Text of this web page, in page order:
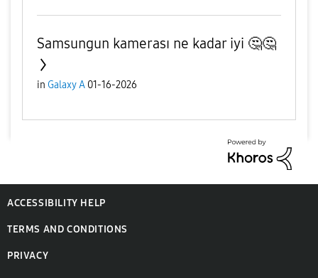
Samsungun kamerası ne kadar iyi 🤔🤔
in Galaxy A 01-16-2026
ACCESSIBILITY HELP
TERMS AND CONDITIONS
PRIVACY